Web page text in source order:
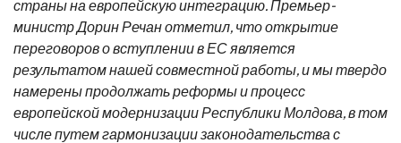
страны на европейскую интеграцию. Премьер-
министр Дорин Речан отметил, что открытие
переговоров о вступлении в ЕС является
результатом нашей совместной работы, и мы твердо
намерены продолжать реформы и процесс
европейской модернизации Республики Молдова, в том
числе путем гармонизации законодательства с